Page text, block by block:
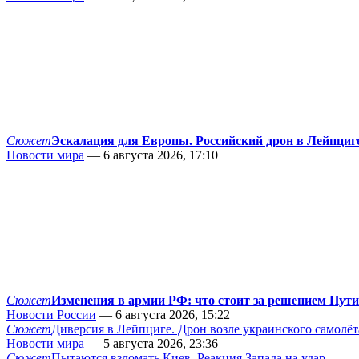
СюжетЭскалация для Европы. Российский дрон в
Новости мира — 6 августа 2026, 17:10
СюжетИзменения в армии РФ: что стоит за решением
Новости России — 6 августа 2026, 15:22
СюжетДиверсия в Лейпциге. Дрон возле украинского
Новости мира — 5 августа 2026, 23:36